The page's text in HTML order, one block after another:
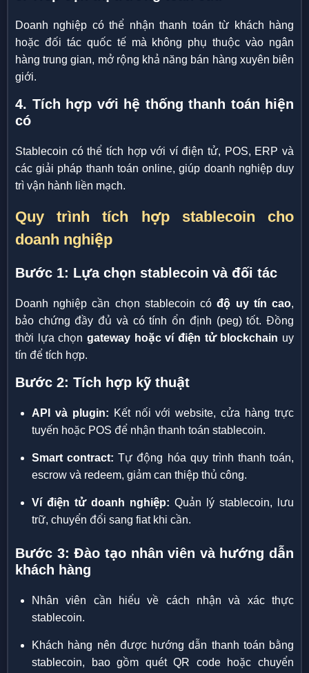
Doanh nghiệp có thể nhận thanh toán từ khách hàng
hoặc đối tác quốc tế mà không phụ thuộc vào ngân
hàng trung gian, mở rộng khả năng bán hàng xuyên biên
giới.
4. Tích hợp với hệ thống thanh toán hiện
có
Stablecoin có thể tích hợp với ví điện tử, POS, ERP và
các giải pháp thanh toán online, giúp doanh nghiệp duy
trì vận hành liền mạch.
Quy trình tích hợp stablecoin cho
doanh nghiệp
Bước 1: Lựa chọn stablecoin và đối tác
Doanh nghiệp cần chọn stablecoin cóđộ uy tín cao,
bảo chứng đầy đủ và có tính ổn định (peg) tốt. Đồng
thời lựa chọn gateway hoặc ví điện tử blockchain uy
tín để tích hợp.
Bước 2: Tích hợp kỹ thuật
API và plugin: Kết nối với website, cửa hàng trực
tuyến hoặc POS để nhận thanh toán stablecoin.
Smart contract: Tự động hóa quy trình thanh toán,
escrow và redeem, giảm can thiệp thủ công.
Ví điện tử doanh nghiệp: Quản lý stablecoin, lưu
trữ, chuyển đổi sang fiat khi cần.
Bước 3: Đào tạo nhân viên và hướng dẫn
khách hàng
Nhân viên cần hiểu về cách nhận và xác thực
stablecoin.
Khách hàng nên được hướng dẫn thanh toán bằng
stablecoin, bao gồm quét QR code hoặc chuyển